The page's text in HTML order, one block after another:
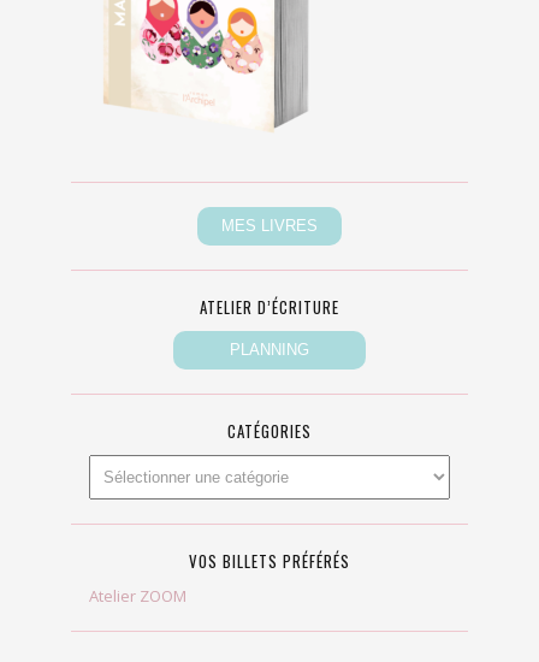
ATELIER D’ÉCRITURE
CATÉGORIES
VOS BILLETS PRÉFÉRÉS
Atelier ZOOM